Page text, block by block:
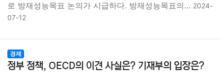
결혼 육아 반려동물 패션 미용 증권 인테리어
대출 자동차 취미 여행 맛집 IT 컴퓨터 기술
로 방재성능목표 논의가 시급하다. 방재성능목표의… 2024-
07-12
경제
정부 정책, OECD의 이견 사실은? 기재부의 입장은?